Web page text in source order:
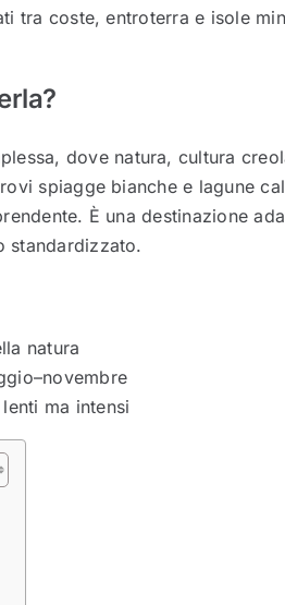
tra coste, entroterra e isole
dove natura, cultura
spiagge bianche e lagune
È una destinazione
standardizzato.
natura
ma intensi